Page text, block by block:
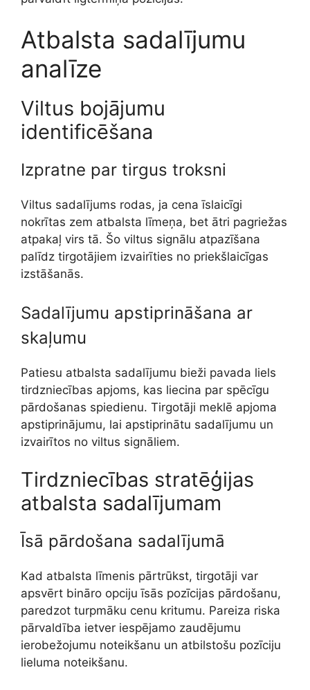
Atbalsta sadalījumu
analīze
Viltus bojājumu
identificēšana
Izpratne par tirgus troksni
Viltus sadalījums rodas, ja cena īslaicīgi
nokrītas zem atbalsta līmeņa, bet ātri pagriežas
atpakaļ virs tā. Šo viltus signālu atpazīšana
palīdz tirgotājiem izvairīties no priekšlaicīgas
izstāšanās.
Sadalījumu apstiprināšana ar
skaļumu
Patiesu atbalsta sadalījumu bieži pavada liels
tirdzniecības apjoms, kas liecina par spēcīgu
pārdošanas spiedienu. Tirgotāji meklē apjoma
apstiprinājumu, lai apstiprinātu sadalījumu un
izvairītos no viltus signāliem.
Tirdzniecības stratēģijas
atbalsta sadalījumam
Īsā pārdošana sadalījumā
Kad atbalsta līmenis pārtrūkst, tirgotāji var
apsvērt bināro opciju īsās pozīcijas pārdošanu,
paredzot turpmāku cenu kritumu. Pareiza riska
pārvaldība ietver iespējamo zaudējumu
ierobežojumu noteikšanu un atbilstošu pozīciju
lieluma noteikšanu.